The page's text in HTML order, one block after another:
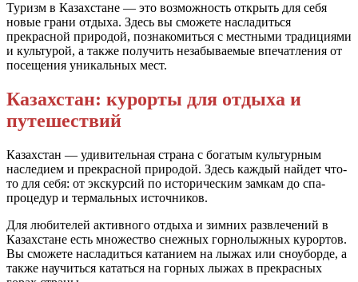
Туризм в Казахстане — это возможность открыть для себя
новые грани отдыха. Здесь вы сможете насладиться
прекрасной природой, познакомиться с местными традициями
и культурой, а также получить незабываемые впечатления от
посещения уникальных мест.
Казахстан: курорты для отдыха и
путешествий
Казахстан — удивительная страна с богатым культурным
наследием и прекрасной природой. Здесь каждый найдет что-
то для себя: от экскурсий по историческим замкам до спа-
процедур и термальных источников.
Для любителей активного отдыха и зимних развлечений в
Казахстане есть множество снежных горнолыжных курортов.
Вы сможете насладиться катанием на лыжах или сноуборде, а
также научиться кататься на горных лыжах в прекрасных